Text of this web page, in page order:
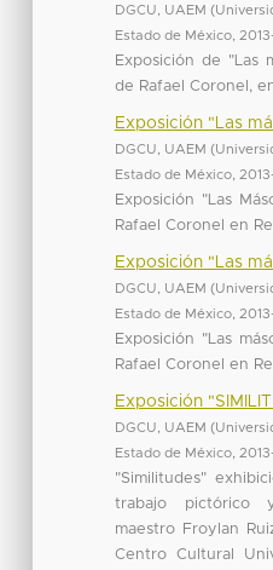
DGCU, UAEM (
Estado de México,
Exposición de "Las
de Rafael Coronel,
Exposición "Las
DGCU, UAEM (
Estado de México,
Exposición "Las
Rafael Coronel en
Exposición "Las
DGCU, UAEM (
Estado de México,
Exposición "Las
Rafael Coronel en
Exposición
DGCU, UAEM (
Estado de México,
"Similitudes"
trabajo pictórico
maestro Froylan
Centro Cultural